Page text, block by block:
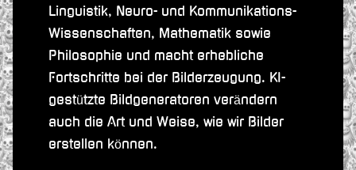
Linguistik, Neuro- und Kommunikations-
Wissenschaften, Mathematik sowie
Philosophie und macht erhebliche
Fortschritte bei der Bilderzeugung. KI-
gestützte Bildgeneratoren verändern
auch die Art und Weise, wie wir Bilder
erstellen können.